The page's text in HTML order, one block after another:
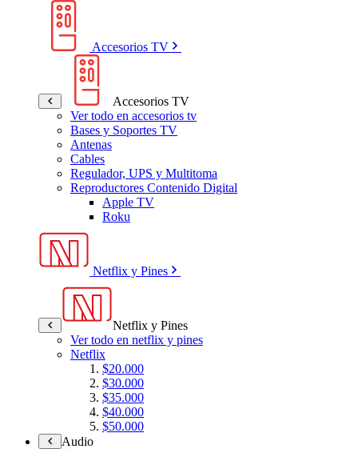
Accesorios TV
Accesorios TV
Ver todo en accesorios tv
Bases y Soportes TV
Antenas
Cables
Regulador, UPS y Multitoma
Reproductores Contenido Digital
Apple TV
Roku
Netflix y Pines
Netflix y Pines
Ver todo en netflix y pines
Netflix
$20.000
$30.000
$35.000
$40.000
$50.000
Audio